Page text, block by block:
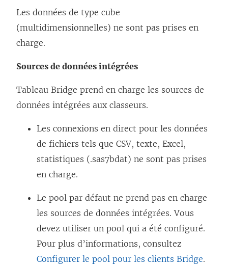
Les données de type cube
(multidimensionnelles) ne sont pas prises en
charge.
Sources de données intégrées
Tableau Bridge prend en charge les sources de
données intégrées aux classeurs.
Les connexions en direct pour les données
de fichiers tels que CSV, texte, Excel,
statistiques (.sas7bdat) ne sont pas prises
en charge.
Le pool par défaut ne prend pas en charge
les sources de données intégrées. Vous
devez utiliser un pool qui a été configuré.
Pour plus d’informations, consultez
Configurer le pool pour les clients Bridge.